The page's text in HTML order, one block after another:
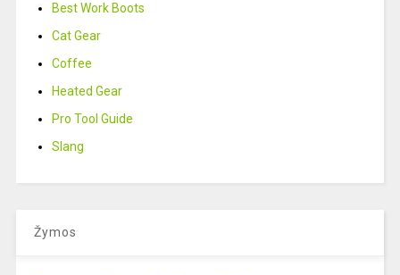
Best Work Boots
Cat Gear
Coffee
Heated Gear
Pro Tool Guide
Slang
Žymos